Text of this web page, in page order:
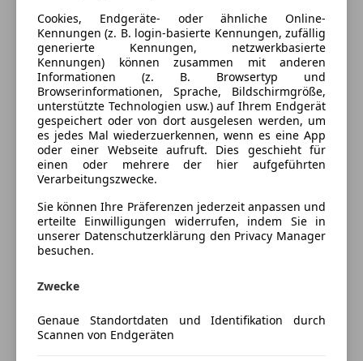
Kraftstoff
Diesel
Kraftstoffverbrauch
4,50 l/100 km (komb.)
Fahrzeugbeschreibung
Zum verkaufen gibt Drei Autos um 1700€.!!!
Ford Fusion 1..6 Diesel, Baujahr 2006 (Fahrbereit)
Opel Astra 1.7 Diesel, Baujahr 2005 (Fahrbereit)
Alle drei Fahrzeuge sind fahrbereit ohne Pickerl mit
kleinen Mängeln.
Für Export, Teile oder Bastler. Keine Garantie oder
Versicherung
Cookies, Endgeräte- oder ähnliche Online-
Kennungen (z. B. login-basierte Kennungen, zufällig
generierte Kennungen, netzwerkbasierte
Kennungen) können zusammen mit anderen
Informationen (z. B. Browsertyp und
Browserinformationen, Sprache, Bildschirmgröße,
unterstützte Technologien usw.) auf Ihrem Endgerät
gespeichert oder von dort ausgelesen werden, um
es jedes Mal wiederzuerkennen, wenn es eine App
oder einer Webseite aufruft. Dies geschieht für
einen oder mehrere der hier aufgeführten
Verarbeitungszwecke.
Sie können Ihre Präferenzen jederzeit anpassen und
erteilte Einwilligungen widerrufen, indem Sie in
unserer Datenschutzerklärung den Privacy Manager
besuchen.
Zwecke
Genaue Standortdaten und Identifikation durch
Scannen von Endgeräten